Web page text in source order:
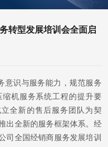
转型发展培训会全面启
识与服务能力，规范服务
机服务系统工程的提升要
全新的售后服务团队为契
出全新的服务框架体系。经
司全国经销商服务发展培训